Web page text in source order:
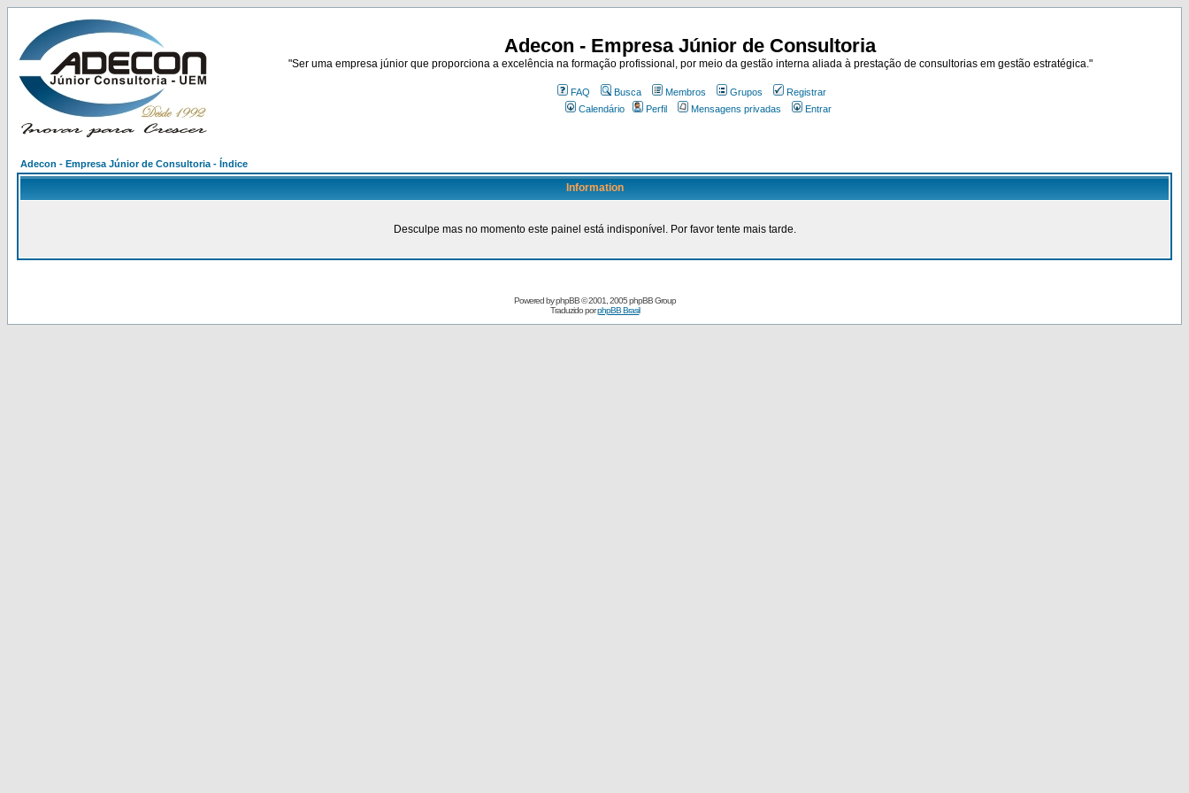
Adecon - Empresa Júnior de Consultoria
"Ser uma empresa júnior que proporciona a excelência na formação profissional, por meio da gestão interna aliada à prestação de consultorias em gestão estratégica."
FAQ Busca Membros Grupos
Registrar
Calendário
Perfil Mensagens privadas Entrar
Adecon - Empresa Júnior de Consultoria - Índice
Information
Desculpe mas no momento este painel está indisponível. Por favor tente mais tarde.
Powered byphpBB© 2001, 2005 phpBB Group
Traduzido porphpBB Brasil